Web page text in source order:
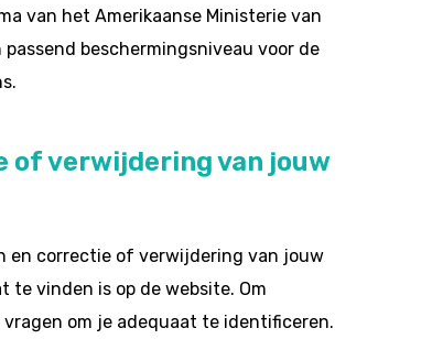
van het Amerikaanse Ministerie van
beschermingsniveau voor de
of verwijdering van jouw
en correctie of verwijdering van jouw
te vinden is op de website. Om
om je adequaat te identificeren.